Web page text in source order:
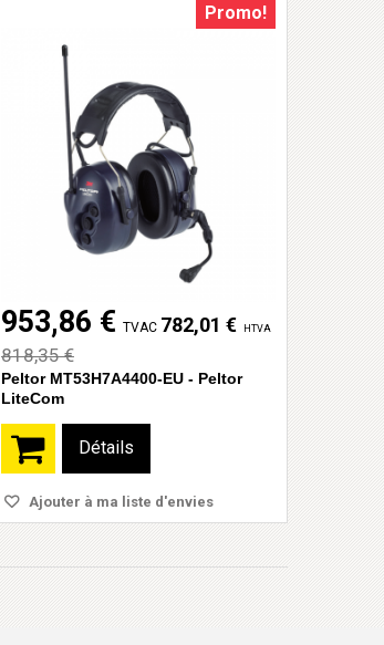
Promo!
953,86 € TVAC 782,01 € HTVA
818,35 €
Peltor MT53H7A4400-EU - Peltor
LiteCom
Détails
Ajouter à ma liste d'envies